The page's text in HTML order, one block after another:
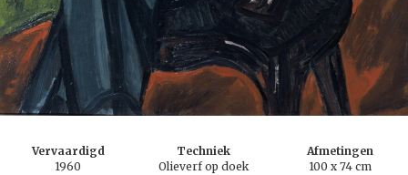
Vervaardigd
1960
Techniek
Olieverf op doek
Afmetingen
100 x 74 cm